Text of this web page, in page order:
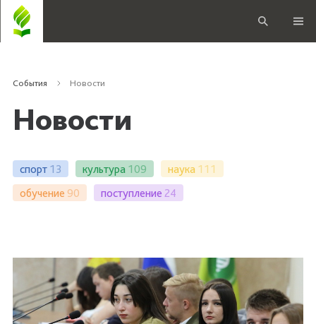
События Новости
Новости
спорт 13 культура 109 наука 111
обучение 90 поступление 24